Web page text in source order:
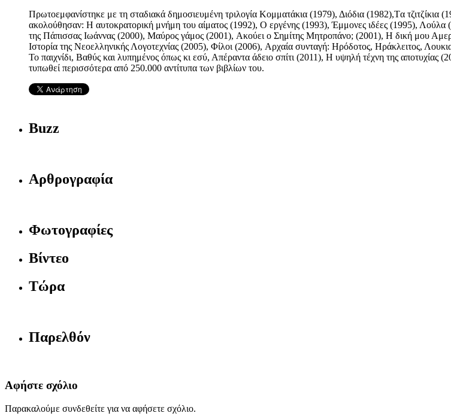
Πρωτοεμφανίστηκε με τη σταδιακά δημοσιευμένη τριλογία Kομματάκια (1979), Διόδια (1982),Tα τζιτζίκια
ακολούθησαν: H αυτοκρατορική μνήμη του αίματος (1992), O εργένης (1993), Έμμονες ιδέες (1995), Λούλα
της Πάπισσας Ιωάννας (2000), Mαύρος γάμος (2001), Aκούει ο Σημίτης Μητροπάνο; (2001), H δική μου
Ιστορία της Νεοελληνικής Λογοτεχνίας (2005), Φίλοι (2006), Aρχαία συνταγή: Hρόδοτος, Ηράκλειτος,
Το παιχνίδι, Βαθύς και λυπημένος όπως κι εσύ, Απέραντα άδειο σπίτι (2011), Η υψηλή τέχνη της
τυπωθεί περισσότερα από 250.000 αντίτυπα των βιβλίων του.
Buzz
Αρθρογραφία
Φωτογραφίες
Βίντεο
Τώρα
Παρελθόν
Αφήστε σχόλιο
Παρακαλούμε συνδεθείτε για να αφήσετε σχόλιο.